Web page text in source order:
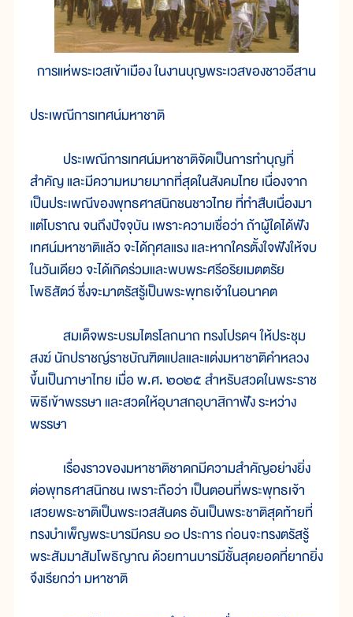
การแห่พระเวสเข้าเมือง ในงานบุญพระเวสของชาวอีสาน
ประเพณีการเทศน์มหาชาติ
ประเพณีการเทศน์มหาชาติจัดเป็นการทำบุญที่
สำคัญ และมีความหมายมากที่สุดในสังคมไทย เนื่องจาก
เป็นประเพณีของพุทธศาสนิกชนชาวไทย ที่ทำสืบเนื่องมา
แต่โบราณ จนถึงปัจจุบัน เพราะความเชื่อว่า ถ้าผู้ใดได้ฟัง
เทศน์มหาชาติแล้ว จะได้กุศลแรง และหากใครตั้งใจฟังให้จบ
ในวันเดียว จะได้เกิดร่วมและพบพระศรีอริยเมตตรัย
โพธิสัตว์ ซึ่งจะมาตรัสรู้เป็นพระพุทธเจ้าในอนาคต
สมเด็จพระบรมไตรโลกนาถ ทรงโปรดฯ ให้ประชุม
สงฆ์ นักปราชญ์ราชบัณฑิตแปลและแต่งมหาชาติคำหลวง
ขึ้นเป็นภาษาไทย เมื่อ พ.ศ. ๒๐๒๕ สำหรับสวดในพระราช
พิธีเข้าพรรษา และสวดให้อุบาสกอุบาสิกาฟัง ระหว่าง
พรรษา
เรื่องราวของมหาชาติชาดกมีความสำคัญอย่างยิ่ง
ต่อพุทธศาสนิกชน เพราะถือว่า เป็นตอนที่พระพุทธเจ้า
เสวยพระชาติเป็นพระเวสสันดร อันเป็นพระชาติสุดท้ายที่
ทรงบำเพ็ญพระบารมีครบ ๑๐ ประการ ก่อนจะทรงตรัสรู้
พระสัมมาสัมโพธิญาณ ด้วยทานบารมีชั้นสุดยอดที่ยากยิ่ง
จึงเรียกว่า มหาชาติ